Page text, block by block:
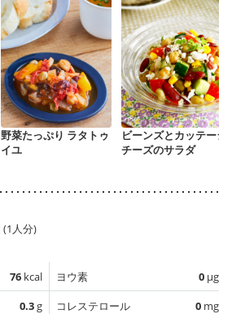
野菜たっぷり ラタトゥ
イユ
ビーンズとカッテージ
チーズのサラダ
(1人分)
76 kcal
0.3g
ヨウ素 0 µg
コレステロール
0 mg